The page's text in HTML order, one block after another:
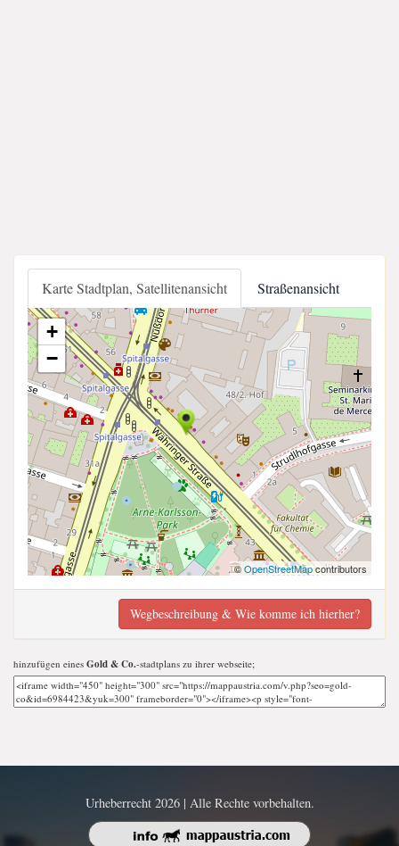
Karte Stadtplan, Satellitenansicht Straßenansicht
+
−
©OpenStreetMapcontributors
Wegbeschreibung & Wie komme ich hierher?
hinzufügen eines Gold & Co.-stadtplans zu ihrer webseite;
Urheberrecht 2026 | Alle Rechte vorbehalten.